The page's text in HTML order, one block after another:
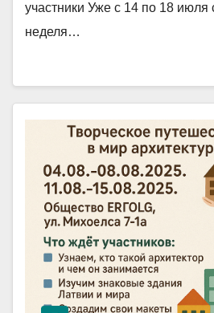
участники Уже с 14 по 18 июля
неделя…